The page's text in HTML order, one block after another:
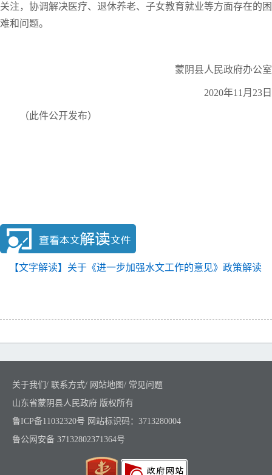
关注，协调解决医疗、退休养老、子女教育就业等方面存在的困
难和问题。
蒙阴县人民政府办公室
2020年11月23日
（此件公开发布）
【文字解读】关于《进一步加强水文工作的意见》政策解读
关于我们 / 联系方式/ 网站地图/ 常见问题
山东省蒙阴县人民政府 版权所有
鲁ICP备11032320号 网站标识码：3713280004
鲁公网安备 37132802371364号